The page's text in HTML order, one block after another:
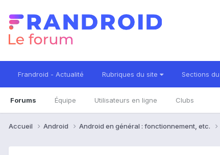
Frandroid - Actualité Rubriques du site Sections
Forums Équipe Utilisateurs en ligne Clubs
Accueil Android Android en général : fonctionnement, etc.